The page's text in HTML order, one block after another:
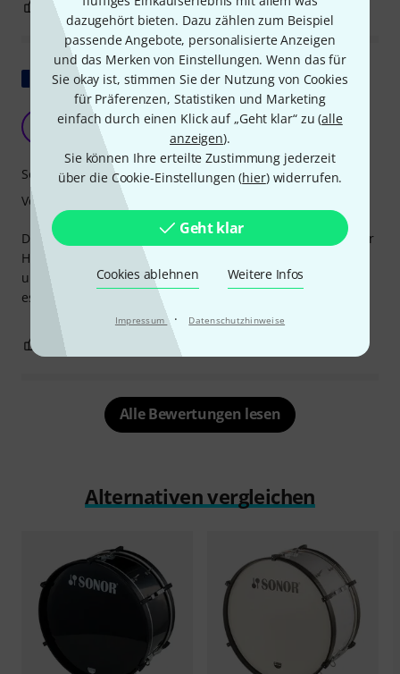
dazugehört bieten. Dazu zählen zum Beispiel
passende Angebote, personalisierte Anzeigen
und das Merken von Einstellungen. Wenn das für
Sie okay ist, stimmen Sie der Nutzung von Cookies
für Präferenzen, Statistiken und Marketing
einfach durch einen Klick auf „Geht klar“ zu (alle
anzeigen).
Sie können Ihre erteilte Zustimmung jederzeit
über die Cookie-Einstellungen (hier) widerrufen.
Geht klar
Cookies ablehnen Weitere Infos
Impressum · Datenschutzhinweise
0 BEWERTUNG MELDEN
Original zeigen
Guter Klang und geringes Gewicht
DidierZ 12.06.2015
Das Hauptauswahlkriterium war das Gewicht, und in dieser
Hinsicht bin ich vollkommen zufrieden. Der Klang ist schön
und rund. Der Bassdrum-Spieler ist begeistert, und das ist
es, was zählt.
Sound
Verarbeitung
BEWERTUNG MELDEN
Alle Bewertungen lesen
Alternativen vergleichen